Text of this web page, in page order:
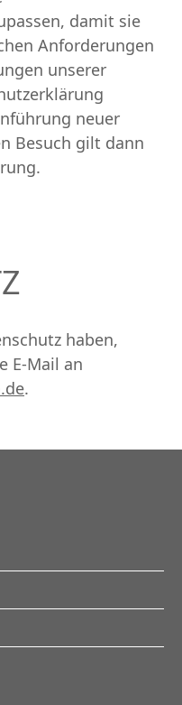
damit sie
Anforderungen
unserer
neuer
Besuch gilt dann
haben,
E-Mail an
.